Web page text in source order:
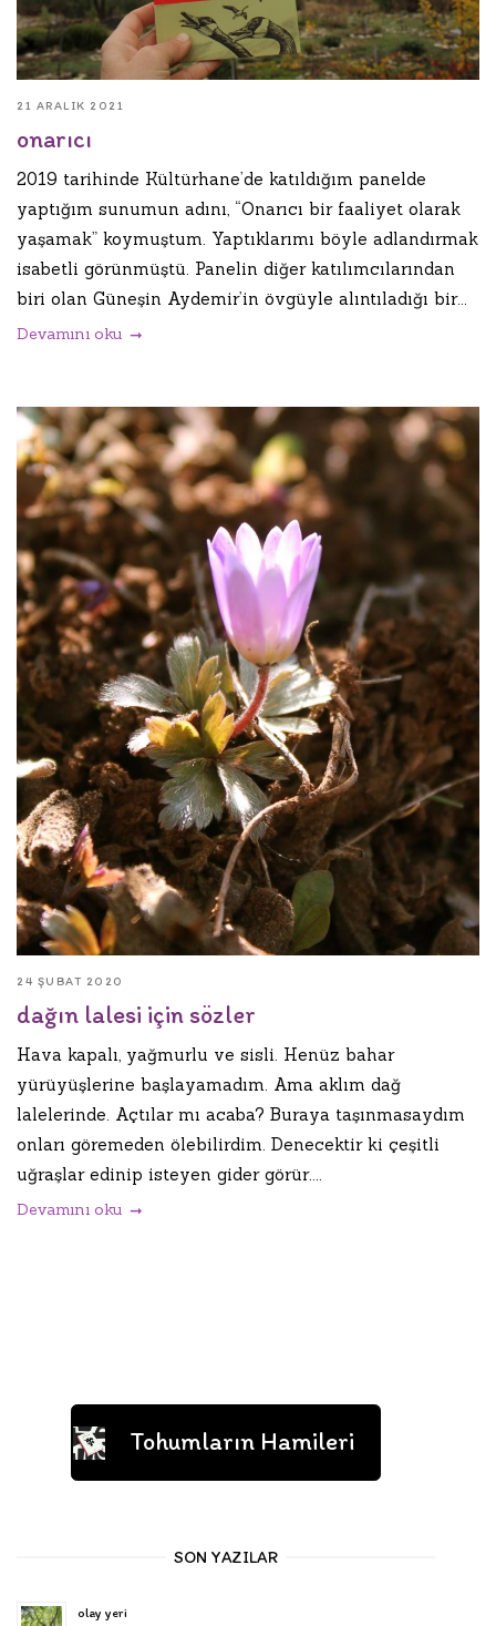
21 ARALIK 2021
onarıcı
2019 tarihinde Kültürhane’de katıldığım panelde
yaptığım sunumun adını, “Onarıcı bir faaliyet olarak
yaşamak” koymuştum. Yaptıklarımı böyle adlandırmak
isabetli görünmüştü. Panelin diğer katılımcılarından
biri olan Güneşin Aydemir’in övgüyle alıntıladığı bir...
Devamını oku
24 ŞUBAT 2020
dağın lalesi için sözler
Hava kapalı, yağmurlu ve sisli. Henüz bahar
yürüyüşlerine başlayamadım. Ama aklım dağ
lalelerinde. Açtılar mı acaba? Buraya taşınmasaydım
onları göremeden ölebilirdim. Denecektir ki çeşitli
uğraşlar edinip isteyen gider görür....
Devamını oku
Tohumların Hamileri
SON YAZILAR
olay yeri